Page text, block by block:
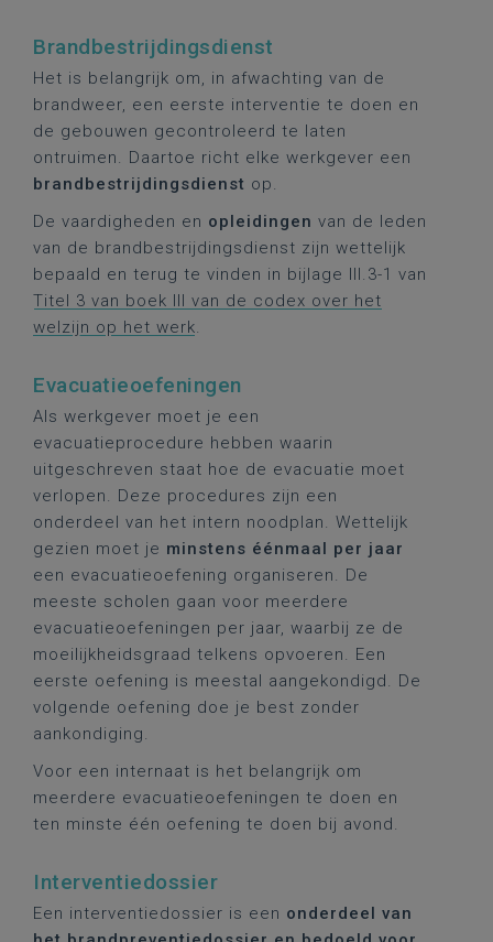
Brandbestrijdingsdienst
Het is belangrijk om, in afwachting van de
brandweer, een eerste interventie te doen en
de gebouwen gecontroleerd te laten
ontruimen. Daartoe richt elke werkgever een
brandbestrijdingsdienst op.
De vaardigheden en opleidingen van de leden
van de brandbestrijdingsdienst zijn wettelijk
bepaald en terug te vinden in bijlage III.3-1 van
Titel 3 van boek III van de codex over het
welzijn op het werk.
Evacuatieoefeningen
Als werkgever moet je een
evacuatieprocedure hebben waarin
uitgeschreven staat hoe de evacuatie moet
verlopen. Deze procedures zijn een
onderdeel van het intern noodplan. Wettelijk
gezien moet je minstens éénmaal per jaar
een evacuatieoefening organiseren. De
meeste scholen gaan voor meerdere
evacuatieoefeningen per jaar, waarbij ze de
moeilijkheidsgraad telkens opvoeren. Een
eerste oefening is meestal aangekondigd. De
volgende oefening doe je best zonder
aankondiging.
Voor een internaat is het belangrijk om
meerdere evacuatieoefeningen te doen en
ten minste één oefening te doen bij avond.
Interventiedossier
Een interventiedossier is een onderdeel van